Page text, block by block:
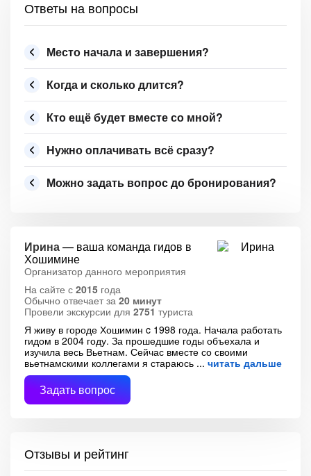
Ответы на вопросы
Место начала и завершения?
Когда и сколько длится?
Кто ещё будет вместе со мной?
Нужно оплачивать всё сразу?
Можно задать вопрос до бронирования?
Ирина— ваша команда гидов в
Хошимине
Организатор данного мероприятия
На сайте с 2015 года
Обычно отвечает за 20 минут
Провели экскурсии для 2751 туриста
Я живу в городе Хошимин c 1998 года. Начала работать
гидом в 2004 году. За прошедшие годы объехала и
изучила весь Вьетнам. Сейчас вместе со своими
вьетнамскими коллегами я стараюсь
читать дальше
Задать вопрос
Отзывы и рейтинг